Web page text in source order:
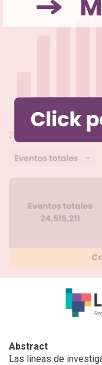
Abstract
Las líneas de